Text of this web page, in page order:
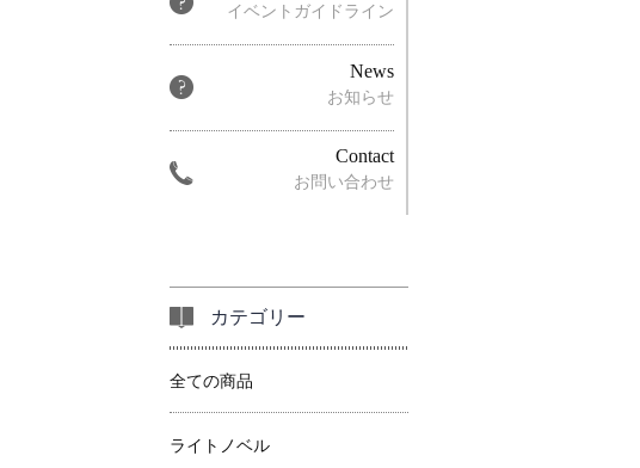
イベントガイドライン
News
お知らせ
Contact
お問い合わせ
カテゴリー
全ての商品
ライトノベル